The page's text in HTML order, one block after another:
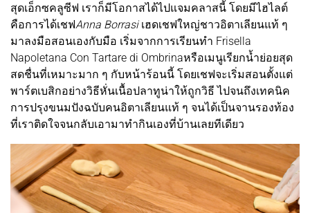
สุดเอ็กซคลูซีฟ เราก็มีโอกาสได้ไปแจมคลาสนี้ โดยมีไฮไลต์
คือการได้เชฟAnna Borrasi เฮดเชฟใหญ่ชาวอิตาเลียนแท้ ๆ
มาลงมือสอนเองกับมือ เริ่มจากการเรียนทำ Frisella
Napoletana Con Tartare di Ombrinaหรือเมนูเรียกน้ำย่อยสุด
สดชื่นที่เหมาะมาก ๆ กับหน้าร้อนนี้ โดยเชฟจะเริ่มสอนตั้งแต่
พาร์ตเบสิกอย่างวิธีหั่นเนื้อปลาทูน่าให้ถูกวิธี ไปจนถึงเทคนิค
การปรุงขนมปังฉบับคนอิตาเลียนแท้ ๆ จนได้เป็นจานรองท้อง
ที่เราติดใจจนกลับเอามาทำกินเองที่บ้านเลยทีเดียว